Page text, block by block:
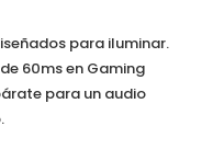
para iluminar.
60ms en Gaming
para un audio